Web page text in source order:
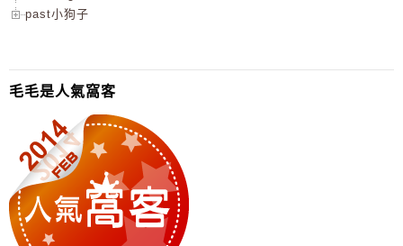
past小狗子
毛毛是人氣窩客